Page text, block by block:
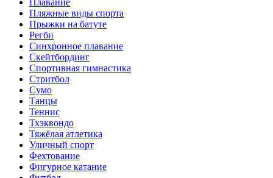
Плавание
Пляжные виды спорта
Прыжки на батуте
Регби
Синхронное плавание
Скейтбординг
Спортивная гимнастика
Стритбол
Сумо
Танцы
Теннис
Тхэквондо
Тяжёлая атлетика
Уличный спорт
Фехтование
Фигурное катание